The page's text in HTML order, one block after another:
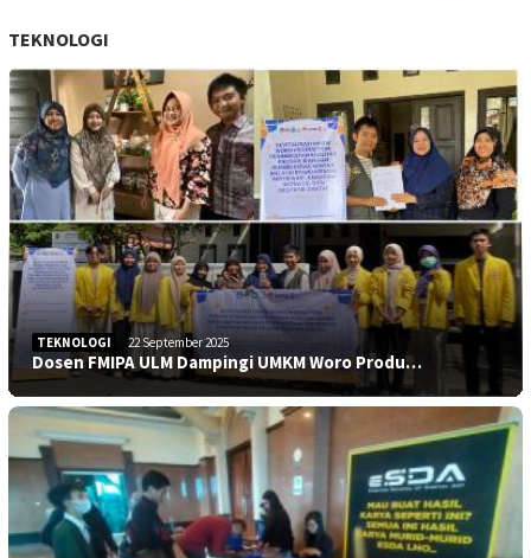
TEKNOLOGI
TEKNOLOGI 22 September 2025
Dosen FMIPA ULM Dampingi UMKM Woro Produ…